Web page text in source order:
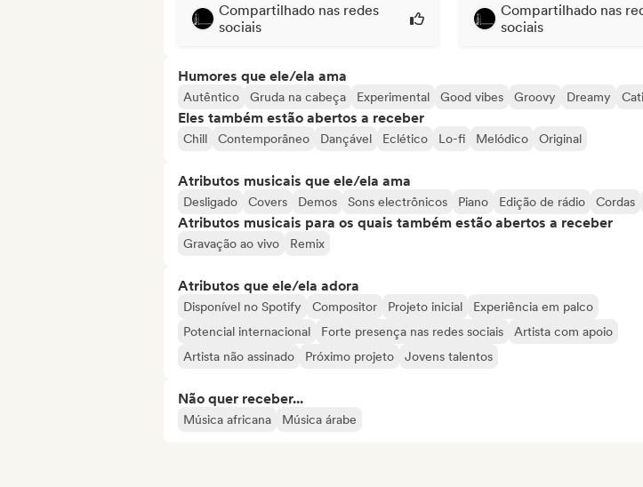
Compartilhado nas redes
sociais
Compartilhado nas
sociais
Humores que ele/ela ama
Autêntico Gruda na cabeça Experimental Good vibes Groovy Dreamy
Eles também estão abertos a receber
Chill Contemporâneo Dançável Eclético Lo-fi Melódico Original
Atributos musicais que ele/ela ama
Desligado Covers Demos Sons electrônicos Piano Edição de rádio Cordas
Atributos musicais para os quais também estão abertos a receber
Gravação ao vivo Remix
Atributos que ele/ela adora
Disponível no Spotify Compositor Projeto inicial
Experiência em palco
Potencial internacional
Forte presença nas redes sociais
Artista com apoio
Artista não assinado
Próximo projeto Jovens talentos
Não quer receber...
Música africana Música árabe